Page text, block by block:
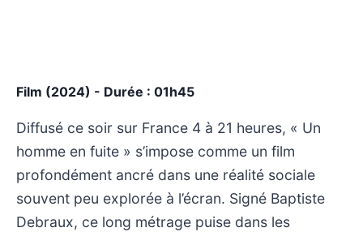
Film (2024) - Durée : 01h45
Diffusé ce soir sur France 4 à 21 heures, « Un
homme en fuite » s’impose comme un film
profondément ancré dans une réalité sociale
souvent peu explorée à l’écran. Signé Baptiste
Debraux, ce long métrage puise dans les